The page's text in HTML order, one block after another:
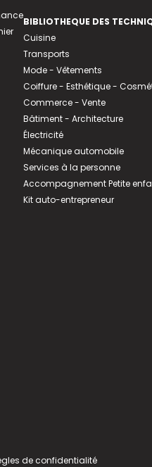
BIBLIOTHEQUE DES
Cuisine
Transports
Mode - Vêtements
Coiffure - Esthétique -
Commerce - Vente
Bâtiment - Architecture
Électricité
Mécanique automobile
Services à la personne
Accompagnement Petite
Kit auto-entrepreneur
de confidentialité